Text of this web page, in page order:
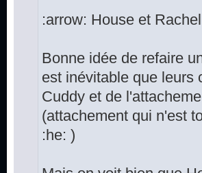
:arrow: House et Rachel
Bonne idée de refaire
est inévitable que leurs
Cuddy et de
(attachement qui n'est
:he: )